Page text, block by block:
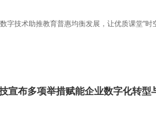
字技术助推教育普惠均衡发展，让优质课堂"时
宣布多项举措赋能企业数字化转型